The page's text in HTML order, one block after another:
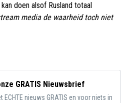
doen alsof Rusland totaal
media de waarheid toch niet
GRATIS Nieuwsbrief
ECHTE nieuws GRATIS en voor niets in